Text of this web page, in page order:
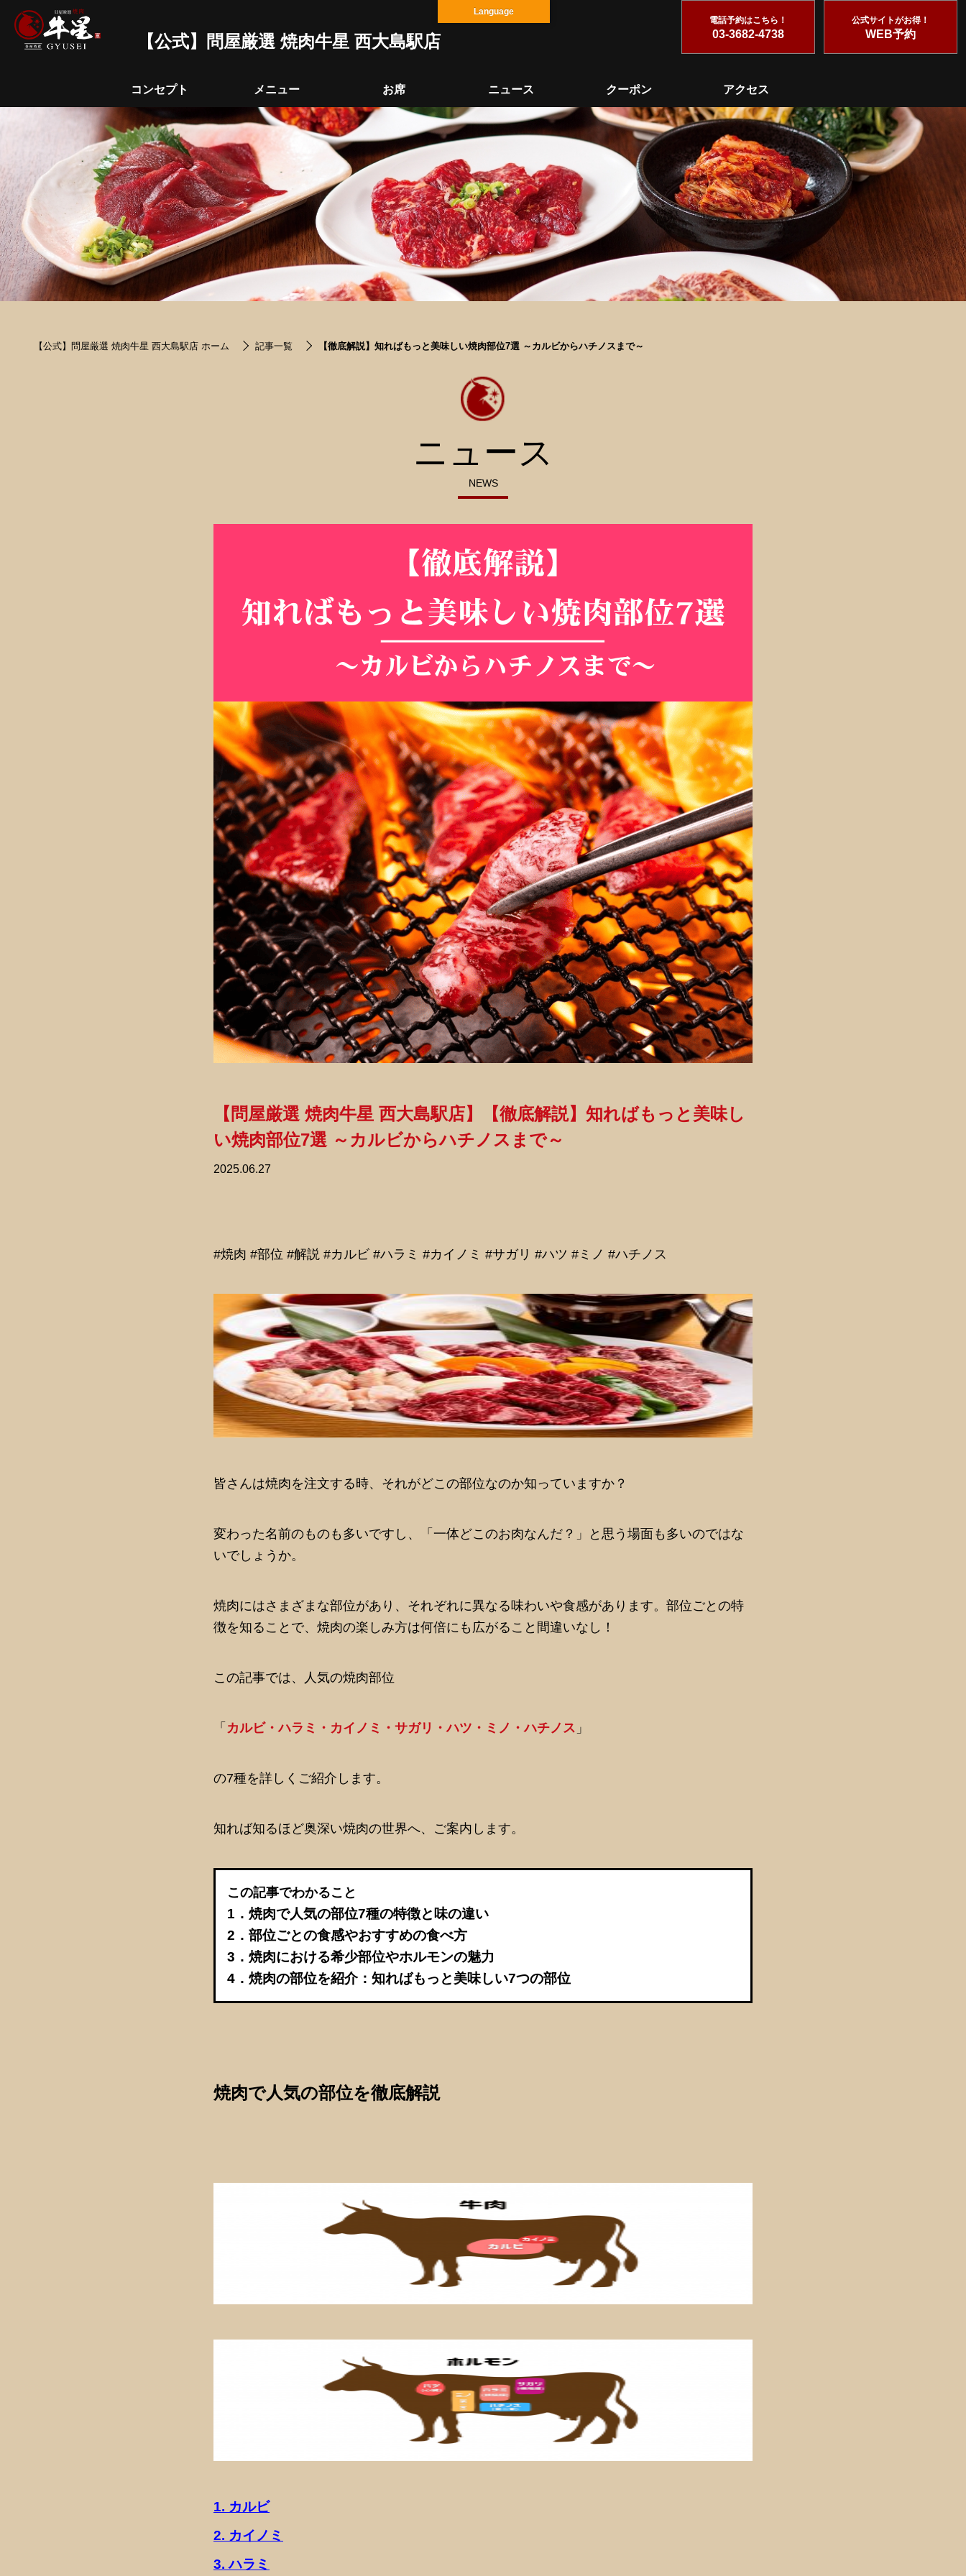
【公式】問屋厳選 焼肉牛星 西大島駅店
電話予約はこちら！
03-3682-4738
公式サイトがお得！
WEB予約
コンセプト メニュー お席 ニュース クーポン アクセス
【公式】問屋厳選 焼肉牛星 西大島駅店 ホーム 記事一覧 【徹底解説】知ればもっと美味しい焼肉部位7選 ～カルビからハチノスまで～
ニュース
NEWS
2025.06.27
【問屋厳選 焼肉牛星 西大島駅店】【徹底解説】知ればもっと美味し
い焼肉部位7選 ～カルビからハチノスまで～
#焼肉 #部位 #解説 #カルビ #ハラミ #カイノミ #サガリ #ハツ #ミノ #ハチノス
皆さんは焼肉を注文する時、それがどこの部位なのか知っていますか？
変わった名前のものも多いですし、「一体どこのお肉なんだ？」と思う場面も多いのではな
いでしょうか。
焼肉にはさまざまな部位があり、それぞれに異なる味わいや食感があります。部位ごとの特
徴を知ることで、焼肉の楽しみ方は何倍にも広がること間違いなし！
この記事では、人気の焼肉部位
「 カルビ・ハラミ・カイノミ・サガリ・ハツ・ミノ・ハチノス 」
の7種を詳しくご紹介します。
知れば知るほど奥深い焼肉の世界へ、ご案内します。
この記事でわかること
1．焼肉で人気の部位7種の特徴と味の違い
2．部位ごとの食感やおすすめの食べ方
3．焼肉における希少部位やホルモンの魅力
4．焼肉の部位を紹介：知ればもっと美味しい7つの部位
焼肉で人気の部位を徹底解説
1. カルビ
2. カイノミ
3. ハラミ
Language